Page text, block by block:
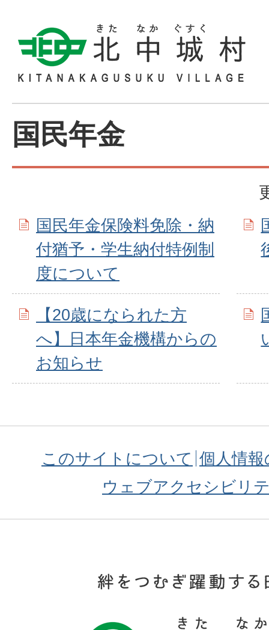
国民年金
国民年金保険料免除・納
付猶予・学生納付特例制
度について
【20歳になられた方
へ】日本年金機構からの
お知らせ
このサイトについて 個人情
ウェブアクセシビリ